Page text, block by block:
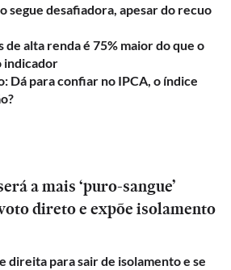
segue desafiadora, apesar do recuo
de alta renda é 75% maior do que o
indicador
Dá para confiar no IPCA, o índice
a mais ‘puro-sangue’
direto e expõe isolamento
direita para sair de isolamento e se